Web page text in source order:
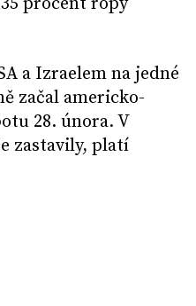
a Izraelem na jedné
začal americko-
28. února. V
zastavily, platí